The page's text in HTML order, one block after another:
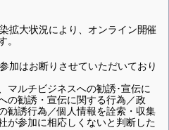
拡大状況により、オンライン開催
。
加はお断りさせていただいており
マルチビジネスへの勧誘･宣伝に
の勧誘・宣伝に関する行為／政
勧誘行為／個人情報を詮索・収集
が参加に相応しくないと判断した